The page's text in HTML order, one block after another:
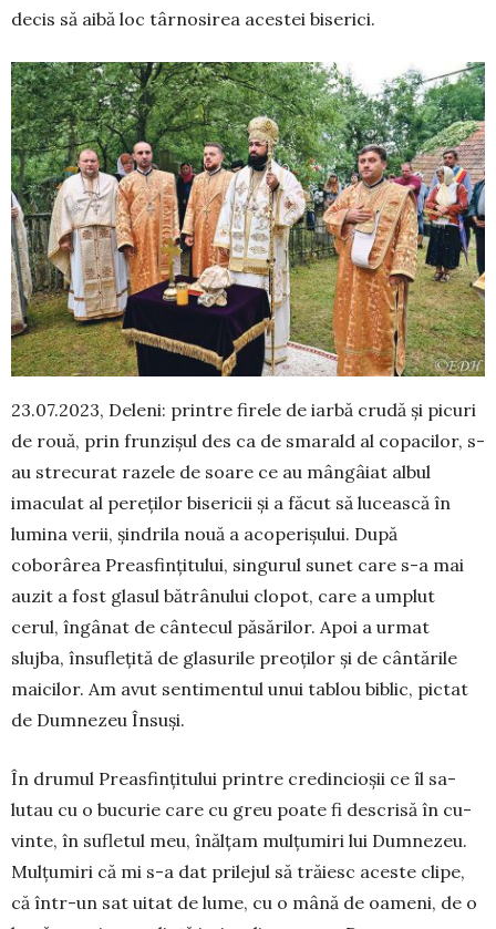
decis să aibă loc târnosirea acestei biserici.
23.07.2023, Deleni: printre firele de iarbă cru­dă și picuri
de rouă, prin frunzișul des ca de sma­rald al copacilor, s-
au strecurat razele de soare ce au mângâiat albul
imaculat al pereților bisericii și a făcut să lucească în
lumina verii, șindrila nouă a acoperișului. După
coborârea Preasfințitului, sin­­­gurul sunet care s-a mai
auzit a fost glasul bă­trâ­nului clopot, care a umplut
cerul, îngânat de cân­tecul pă­sărilor. Apoi a ur­mat
slujba, însuflețită de glasu­rile preoților și de cân­tă­rile
mai­cilor. Am a­vut sen­timentul unui tablou bi­blic, pictat
de Dum­nezeu Însuși.
În drumul Preasfințitului printre credincioșii ce îl sa­
lutau cu o bucurie care cu greu poate fi descrisă în cu­
vinte, în su­fletul meu, înăl­țam mulțumiri lui Dumne­zeu.
Mulțumiri că mi s-a dat prilejul să trăiesc aceste cli­pe,
că într-un sat uitat de lu­me, cu o mână de oameni, de o